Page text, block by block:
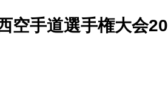
空手道選手権大会